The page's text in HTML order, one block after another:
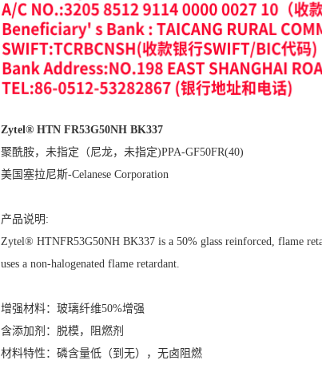
Zytel® HTN FR53G50NH BK337
聚酰胺，未指定（尼龙，未指定)PPA-GF50FR(40)
美国塞拉尼斯-Celanese Corporation
产品说明:
Zytel® HTNFR53G50NH BK337 is a 50% glass reinforced, flame
uses a non-halogenated flame retardant.
增强材料：玻璃纤维50%增强
含添加剂：脱模，阻燃剂
材料特性：磷含量低（到无），无卤阻燃